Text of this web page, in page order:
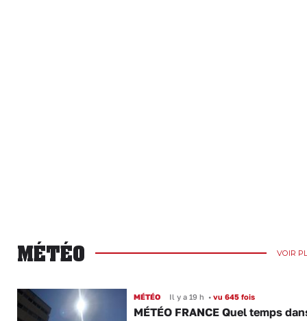
MÉTÉO VOIR
MÉTÉO Il y a 19 h •vu 645 fois
MÉTÉO FRANCE Quel temps